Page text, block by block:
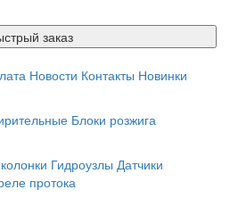
заказ
Новости Контакты Новинки
Блоки розжига
Гидроузлы Датчики
протока